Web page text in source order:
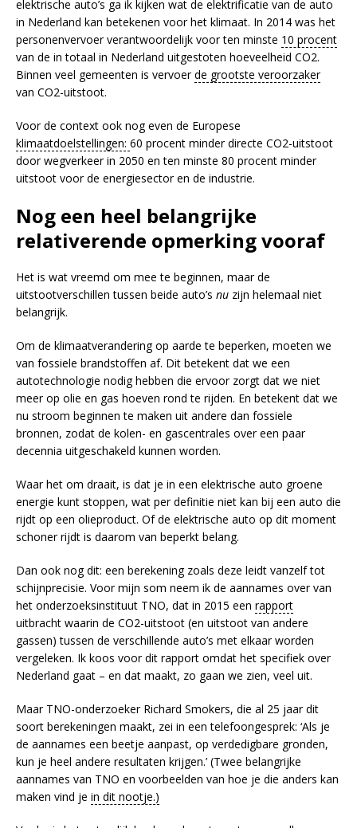
elektrische auto’s ga ik kijken wat de elektrificatie van de auto
in Nederland kan betekenen voor het klimaat. In 2014 was het
personenvervoer verantwoordelijk voor ten minste 10 procent
van de in totaal in Nederland uitgestoten hoeveelheid CO2.
Binnen veel gemeenten is vervoerde grootste veroorzaker
van CO2-uitstoot.
Voor de context ook nog even de Europese
klimaatdoelstellingen: 60 procent minder directe CO2-uitstoot
door wegverkeer in 2050 en ten minste 80 procent minder
uitstoot voor de energiesector en de industrie.
Nog een heel belangrijke
relativerende opmerking vooraf
Het is wat vreemd om mee te beginnen, maar de
uitstootverschillen tussen beide auto’s nu zijn helemaal niet
belangrijk.
Om de klimaatverandering op aarde te beperken, moeten we
van fossiele brandstoffen af. Dit betekent dat we een
autotechnologie nodig hebben die ervoor zorgt dat we niet
meer op olie en gas hoeven rond te rijden. En betekent dat we
nu stroom beginnen te maken uit andere dan fossiele
bronnen, zodat de kolen- en gascentrales over een paar
decennia uitgeschakeld kunnen worden.
Waar het om draait, is dat je in een elektrische auto groene
energie kunt stoppen, wat per definitie niet kan bij een auto die
rijdt op een olieproduct. Of de elektrische auto op dit moment
schoner rijdt is daarom van beperkt belang.
Dan ook nog dit: een berekening zoals deze leidt vanzelf tot
schijnprecisie. Voor mijn som neem ik de aannames over van
het onderzoeksinstituut TNO, dat in 2015 een rapport
uitbracht waarin de CO2-uitstoot (en uitstoot van andere
gassen) tussen de verschillende auto’s met elkaar worden
vergeleken. Ik koos voor dit rapport omdat het specifiek over
Nederland gaat – en dat maakt, zo gaan we zien, veel uit.
Maar TNO-onderzoeker Richard Smokers, die al 25 jaar dit
soort berekeningen maakt, zei in een telefoongesprek: ‘Als je
de aannames een beetje aanpast, op verdedigbare gronden,
kun je heel andere resultaten krijgen.’ (Twee belangrijke
aannames van TNO en voorbeelden van hoe je die anders kan
maken vind je in dit nootje.)